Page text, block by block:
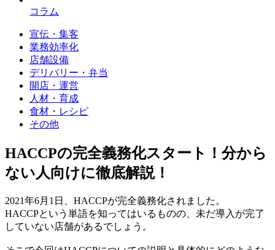
コラム
宣伝・集客
業務効率化
店舗設備
デリバリー・弁当
開店・運営
人材・育成
食材・レシピ
その他
HACCPの完全義務化スタート！分から
ない人向けに徹底解説！
2021年6月1日、HACCPが完全義務化されました。
HACCPという単語を知ってはいるものの、未だ導入が完了
していない店舗があるでしょう。